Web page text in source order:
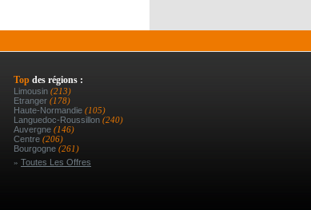
Top des régions :
Limousin (213)
Etranger (178)
Haute-Normandie (105)
Languedoc-Roussillon (240)
Auvergne (146)
Centre (206)
Bourgogne (261)
» Toutes Les Offres